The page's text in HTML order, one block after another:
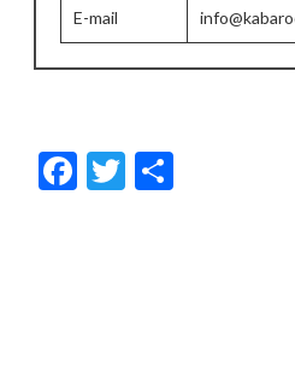
E-mail
F
ac
T
w